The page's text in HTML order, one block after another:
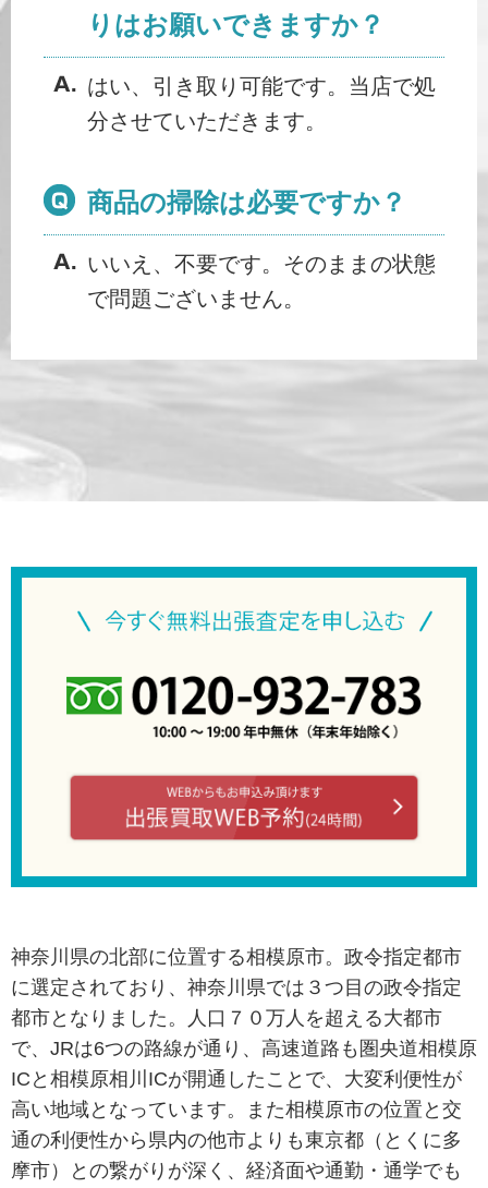
りはお願いできますか？
はい、引き取り可能です。当店で処
分させていただきます。
商品の掃除は必要ですか？
いいえ、不要です。そのままの状態
で問題ございません。
神奈川県の北部に位置する相模原市。政令指定都市
に選定されており、神奈川県では３つ目の政令指定
都市となりました。人口７０万人を超える大都市
で、JRは6つの路線が通り、高速道路も圏央道相模原
ICと相模原相川ICが開通したことで、大変利便性が
高い地域となっています。また相模原市の位置と交
通の利便性から県内の他市よりも東京都（とくに多
摩市）との繋がりが深く、経済面や通勤・通学でも